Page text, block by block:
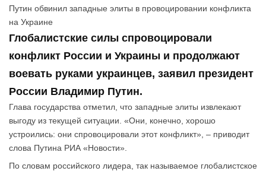
Путин обвинил западные элиты в провоцировании конфликта
на Украине
Глобалистские силы спровоцировали
конфликт России и Украины и продолжают
воевать руками украинцев, заявил президент
России Владимир Путин.
Глава государства отметил, что западные элиты извлекают
выгоду из текущей ситуации. «Они, конечно, хорошо
устроились: они спровоцировали этот конфликт», – приводит
слова Путина РИА «Новости».
По словам российского лидера, так называемое глобалистское